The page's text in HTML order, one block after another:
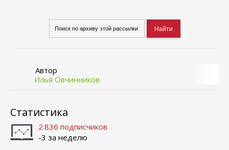
Автор
Илья Овчинников
Статистика
2.836 подписчиков
-3 за неделю